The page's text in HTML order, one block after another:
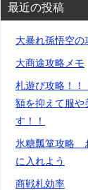
最近の投稿
大暴れ孫悟空の
大商途攻略メモ
札遊び攻略！
額を抑えて服や
す！！
氷糖瓢箪攻略
に入れよう
商戦札効率